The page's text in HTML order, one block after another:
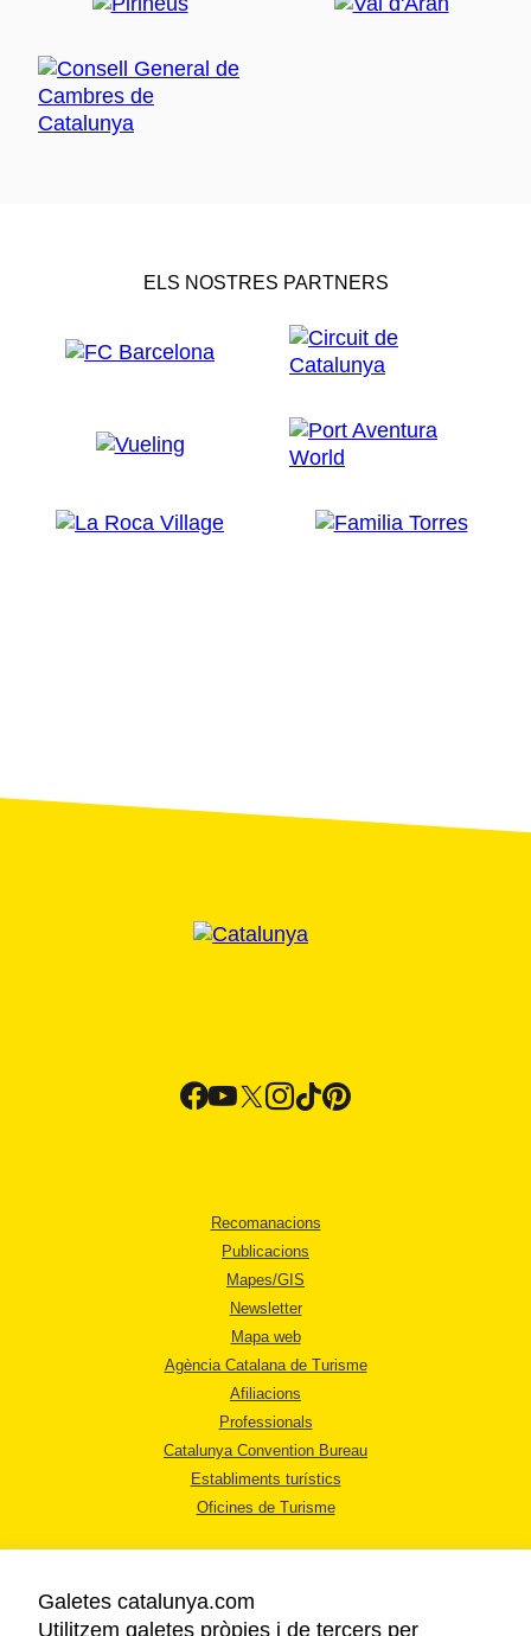
ELS NOSTRES PARTNERS
Recomanacions
Publicacions
Mapes/GIS
Newsletter
Mapa web
Agència Catalana de Turisme
Afiliacions
Professionals
Catalunya Convention Bureau
Establiments turístics
Oficines de Turisme
Galetes catalunya.com
Utilitzem galetes pròpies i de tercers per